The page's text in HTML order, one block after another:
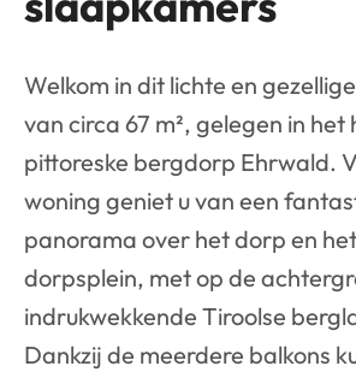
Welkom in dit lichte en
van circa 67 m², gelegen in
pittoreske bergdorp Ehrwald.
woning geniet u van een
panorama over het dorp en
dorpsplein, met op de
indrukwekkende Tiroolse
Dankzij de meerdere balkons